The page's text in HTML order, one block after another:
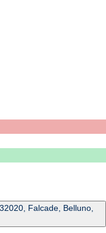
Falcade, Belluno,